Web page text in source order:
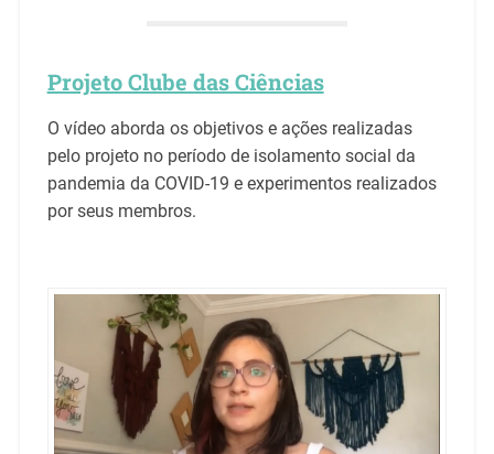
Projeto Clube das Ciências
O vídeo aborda os objetivos e ações realizadas
pelo projeto no período de isolamento social da
pandemia da COVID-19 e experimentos realizados
por seus membros.